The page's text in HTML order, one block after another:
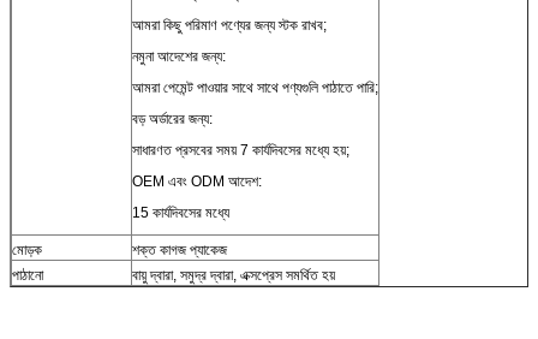
আমরা কিছু পরিমাণ পণ্যের জন্য স্টক রাখব;
নমুনা আদেশের জন্য:
আমরা পেমেন্ট পাওয়ার সাথে সাথে পণ্যগুলি পাঠাতে পারি;
বড় অর্ডারের জন্য:
সাধারণত প্রসবের সময় 7 কার্যদিবসের মধ্যে হয়;
OEM এবং ODM আদেশ:
15 কার্যদিবসের মধ্যে
মোড়ক
শক্ত কাগজ প্যাকেজ
পাঠানো
বায়ু দ্বারা, সমুদ্র দ্বারা, এক্সপ্রেস সমর্থিত হয়